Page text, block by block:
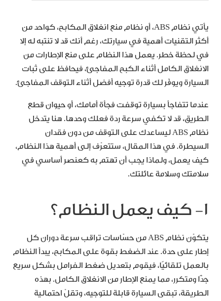
يأتي نظام ABS، أو نظام منع انغلاق المكابح، كواحد من
أكثر التقنيات أهمية في سيارتك، رغم أنك قد لا تنتبه له إلا
في لحظة خطر. يعمل هذا النظام على منع الإطارات من
الانغلاق الكامل أثناء الكبح المفاجئ، فيحافظ على ثبات
السيارة ويوفّر لك قدرة توجيه أفضل أثناء التوقف المفاجئ.
عندما تتفاجأ بسيارة توقفت فجأة أمامك، أو حيوان قطع
الطريق، قد لا تكفي سرعة ردة فعلك وحدها. هنا يتدخل
نظام ABS ليساعدك على التوقف من دون فقدان
السيطرة. في هذا المقال، ستتعرّف إلى أهمية هذا النظام،
كيف يعمل، ولماذا يجب أن تهتم به كعنصر أساسي في
سلامتك وسلامة عائلتك.
١- كيف يعمل النظام؟
يتكوّن نظام ABS من حسّاسات تراقب سرعة دوران كل
إطار على حدة. عند الضغط بقوة على المكابح، يبدأ النظام
بالعمل تلقائيًا، فيقوم بتعديل ضغط الفرامل بشكل سريع
جدًّا ومتكرر، مما يمنع الإطار من الانغلاق الكامل. بهذه
الطريقة، تبقى السيارة قابلة للتوجيه، وتقلّ احتمالية